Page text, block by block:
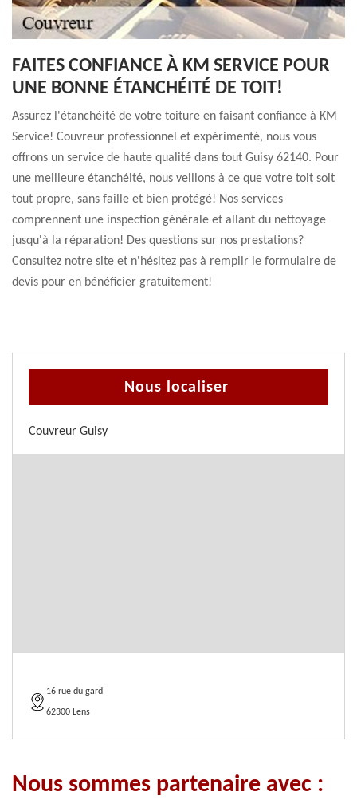
FAITES CONFIANCE À KM SERVICE POUR
UNE BONNE ÉTANCHÉITÉ DE TOIT!
Assurez l'étanchéité de votre toiture en faisant confiance à KM
Service! Couvreur professionnel et expérimenté, nous vous
offrons un service de haute qualité dans tout Guisy 62140. Pour
une meilleure étanchéité, nous veillons à ce que votre toit soit
tout propre, sans faille et bien protégé! Nos services
comprennent une inspection générale et allant du nettoyage
jusqu'à la réparation! Des questions sur nos prestations?
Consultez notre site et n'hésitez pas à remplir le formulaire de
devis pour en bénéficier gratuitement!
Nous localiser
Couvreur Guisy
16 rue du gard
62300 Lens
Nous sommes partenaire avec :